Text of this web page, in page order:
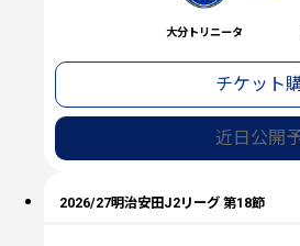
大分トリニータ
チケット
近日公開
2026/27明治安田J2リーグ 第18節